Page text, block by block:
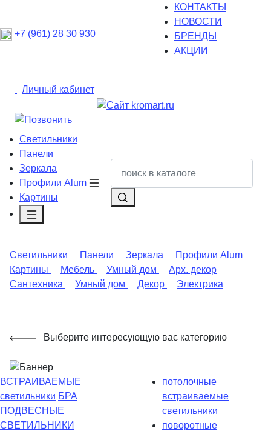
+7 (961) 28 30 930
КОНТАКТЫ
НОВОСТИ
БРЕНДЫ
АКЦИИ
Личный кабинет
Светильники
Панели
Зеркала
Профили Alum
Картины
Светильники Панели Зеркала
Профили Alum
Картины
Мебель Умный дом
Арх. декор
Сантехника
Умный дом Декор Электрика
Выберите интересующую вас категорию
ВСТРАИВАЕМЫЕ
светильники БРА
ПОДВЕСНЫЕ
СВЕТИЛЬНИКИ
потолочные
встраиваемые
светильники
поворотные